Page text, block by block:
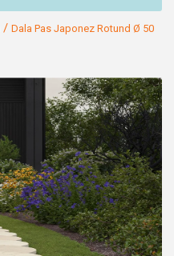
/Dala Pas Japonez Rotund Ø 50